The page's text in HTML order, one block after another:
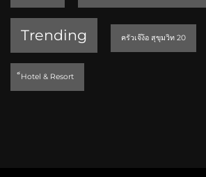
Trending ครัวเจ๊ง้อ สุขุมวิท 20
็Hotel & Resort